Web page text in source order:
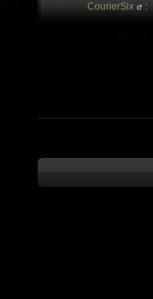
CourierSix :
archivedproject :